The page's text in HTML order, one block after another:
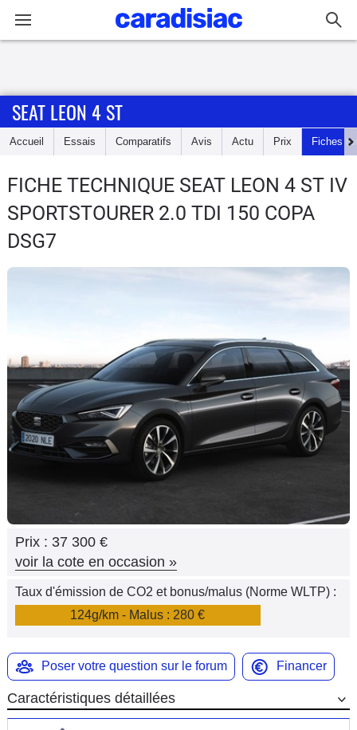
Accueil
Essais
Guide
d'achat
Flottes
Auto
Services
Marques
SEAT LEON 4 ST
Accueil Essais Comparatifs Avis Actu Prix Fiches
FICHE TECHNIQUE SEAT LEON 4 ST IV
SPORTSTOURER 2.0 TDI 150 COPA
DSG7
Prix : 37 300 €
voir la cote en occasion »
Taux d'émission de CO2 et bonus/malus (Norme WLTP) :
124g/km - Malus : 280 €
Poser votre question sur le forum Financer
Caractéristiques détaillées